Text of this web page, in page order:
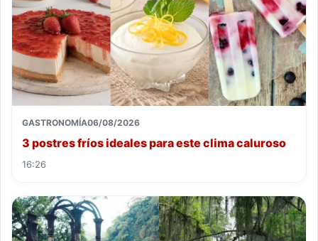
GASTRONOMÍA06/08/2026
3 postres fríos ideales para este clima caluroso
16:26